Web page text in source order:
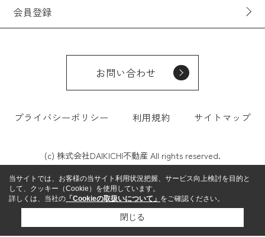
会員登録
お問い合わせ
プライバシーポリシー 利用規約 サイトマップ
(c) 株式会社DAIKICHI不動産 All rights reserved.
当サイトでは、お客様の当サイト利用状況把握、サービス向上検討を目的と
して、クッキー（Cookie）を使用しています。
詳しくは、当社の 「Cookieの取扱いについて」 をご確認ください。
閉じる